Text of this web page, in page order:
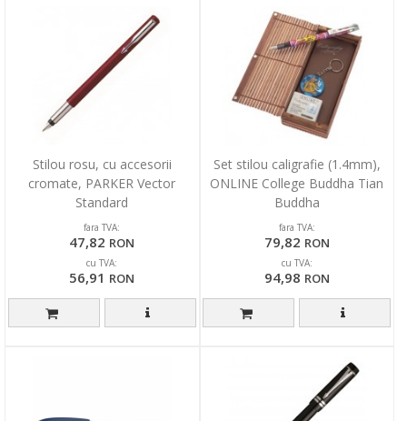
Stilou rosu, cu accesorii
cromate, PARKER Vector
Standard
fara TVA:
47,82 RON
cu TVA:
56,91 RON
Set stilou caligrafie (1.4mm),
ONLINE College Buddha Tian
Buddha
fara TVA:
79,82 RON
cu TVA:
94,98 RON